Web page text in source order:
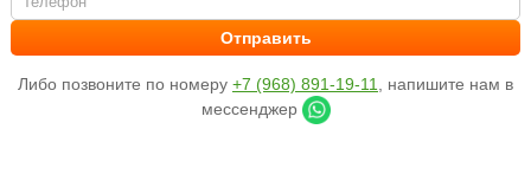
Либо позвоните по номеру +7 (968) 891-19-11
, напишите нам в
мессенджер